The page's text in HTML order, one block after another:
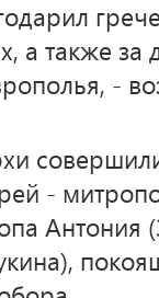
а также за
-
-
Антония